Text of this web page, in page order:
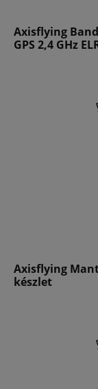
Axisflying
GPS 2,4 GHz
Axisflying
készlet